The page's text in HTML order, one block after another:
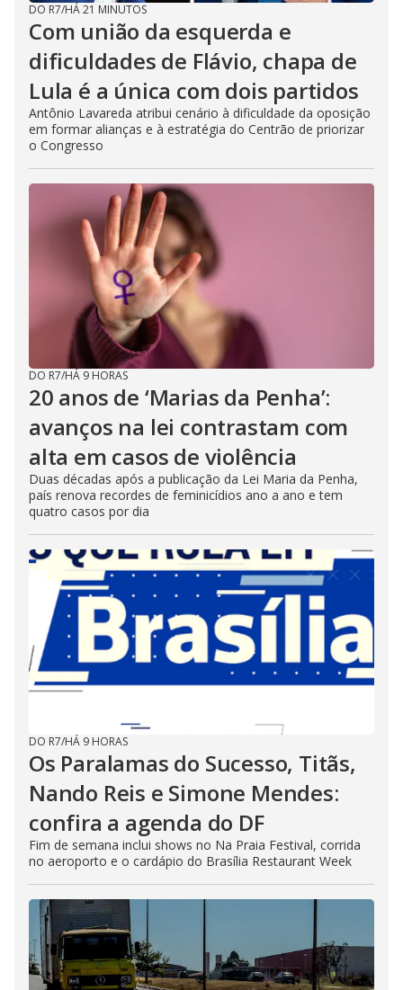
DO R7/HÁ 21 MINUTOS
Com união da esquerda e
dificuldades de Flávio, chapa de
Lula é a única com dois partidos
Antônio Lavareda atribui cenário à dificuldade da oposição
em formar alianças e à estratégia do Centrão de priorizar
o Congresso
DO R7/HÁ 9 HORAS
20 anos de ‘Marias da Penha’:
avanços na lei contrastam com
alta em casos de violência
Duas décadas após a publicação da Lei Maria da Penha,
país renova recordes de feminicídios ano a ano e tem
quatro casos por dia
DO R7/HÁ 9 HORAS
Os Paralamas do Sucesso, Titãs,
Nando Reis e Simone Mendes:
confira a agenda do DF
Fim de semana inclui shows no Na Praia Festival, corrida
no aeroporto e o cardápio do Brasília Restaurant Week